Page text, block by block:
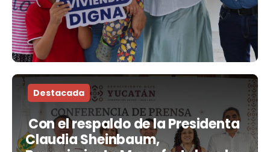
Destacada
Con el respaldo de la Presidenta
Claudia Sheinbaum,